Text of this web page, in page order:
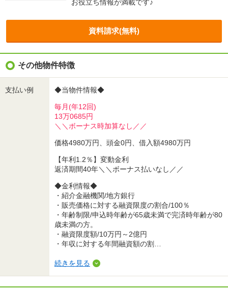
お役立ち情報が満載です♪
資料請求(無料)
その他物件特徴
支払い例 ◆当物件情報◆
毎月(年12回)
13万0685円
＼＼ボーナス時加算なし／／
価格4980万円、頭金0円、借入額4980万円
【年利1.2％】変動金利
返済期間40年＼＼ボーナス払いなし／／
◆金利情報◆
・紹介金融機関/地方銀行
・販売価格に対する融資限度の割合/100％
・年齢制限/申込時年齢が65歳未満で完済時年齢が80
歳未満の方。
・融資限度額/10万円～2億円
・年収に対する年間融資額の割…
続きを見る